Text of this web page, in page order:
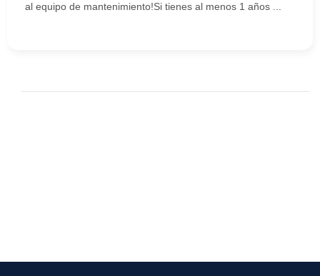
al equipo de mantenimiento!Si tienes al menos 1 años ...